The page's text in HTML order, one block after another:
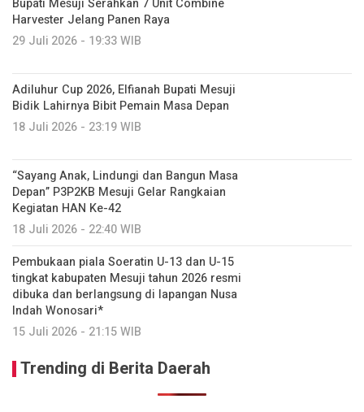
Bupati Mesuji Serahkan 7 Unit Combine
Harvester Jelang Panen Raya
29 Juli 2026 - 19:33 WIB
Adiluhur Cup 2026, Elfianah Bupati Mesuji
Bidik Lahirnya Bibit Pemain Masa Depan
18 Juli 2026 - 23:19 WIB
“Sayang Anak, Lindungi dan Bangun Masa
Depan” P3P2KB Mesuji Gelar Rangkaian
Kegiatan HAN Ke-42
18 Juli 2026 - 22:40 WIB
Pembukaan piala Soeratin U-13 dan U-15
tingkat kabupaten Mesuji tahun 2026 resmi
dibuka dan berlangsung di lapangan Nusa
Indah Wonosari*
15 Juli 2026 - 21:15 WIB
Trending di Berita Daerah